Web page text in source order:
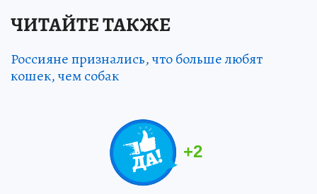
ЧИТАЙТЕ ТАКЖЕ
Россияне признались, что больше любят
кошек, чем собак
+2